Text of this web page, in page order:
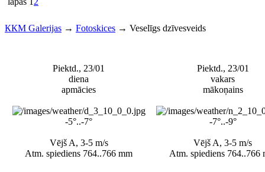
ККМ Galerijas → Fotoskices → Veselīgs dzīvesveids
Piektd., 23/01
diena
apmācies
-5°..-7°
Vējš A, 3-5 m/s
Atm. spiediens 764..766 mm
Piektd., 23/01
vakars
mākoņains
-7°..-9°
Vējš A, 3-5 m/s
Atm. spiediens 764..766